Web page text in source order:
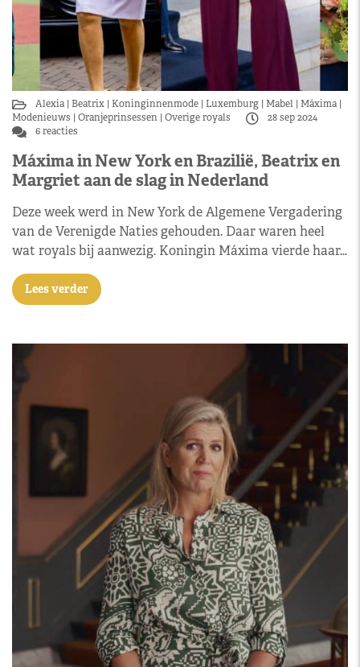
Alexia Beatrix Koninginnenmode Luxemburg Mabel Máxima
Modenieuws
Oranjeprinsessen Overige royals
28 sep 2024
6 reacties
Máxima in New York en Brazilië, Beatrix en
Margriet aan de slag in Nederland
Deze week werd in New York de Algemene Vergadering
van de Verenigde Naties gehouden. Daar waren heel
wat royals bij aanwezig. Koningin Máxima vierde haar…
Lees verder